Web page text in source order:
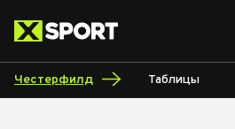
Честерфилд Таблицы